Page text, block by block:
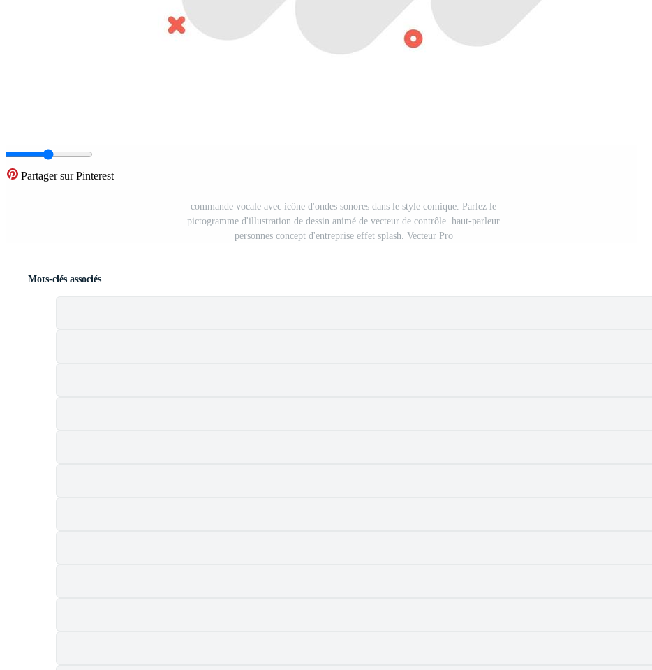
Partager sur Pinterest
commande vocale avec icône d'ondes sonores dans le style comique. Parlez le
pictogramme d'illustration de dessin animé de vecteur de contrôle. haut-parleur
personnes concept d'entreprise effet splash. Vecteur Pro
Mots-clés associés